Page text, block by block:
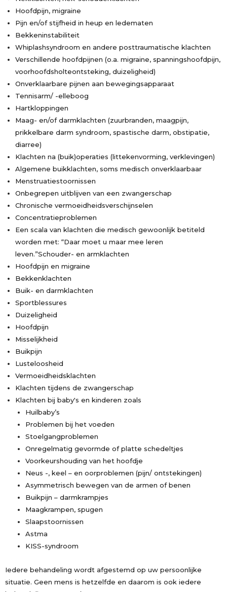
Hoofdpijn, migraine
Pijn en/of stijfheid in heup en ledematen
Bekkeninstabiliteit
Whiplashsyndroom en andere posttraumatische klachten
Verschillende hoofdpijnen (o.a. migraine, spanningshoofdpijn,
voorhoofdsholteontsteking, duizeligheid)
Onverklaarbare pijnen aan bewegingsapparaat
Tennisarm/ -elleboog
Hartkloppingen
Maag- en/of darmklachten (zuurbranden, maagpijn,
prikkelbare darm syndroom, spastische darm, obstipatie,
diarree)
Klachten na (buik)operaties (littekenvorming, verklevingen)
Algemene buikklachten, soms medisch onverklaarbaar
Menstruatiestoornissen
Onbegrepen uitblijven van een zwangerschap
Chronische vermoeidheidsverschijnselen
Concentratieproblemen
Een scala van klachten die medisch gewoonlijk betiteld
worden met: “Daar moet u maar mee leren
leven.”Schouder- en armklachten
Hoofdpijn en migraine
Bekkenklachten
Buik- en darmklachten
Sportblessures
Duizeligheid
Hoofdpijn
Misselijkheid
Buikpijn
Lusteloosheid
Vermoeidheidsklachten
Klachten tijdens de zwangerschap
Klachten bij baby's en kinderen zoals
Huilbaby’s
Problemen bij het voeden
Stoelgangproblemen
Onregelmatig gevormde of platte schedeltjes
Voorkeurshouding van het hoofdje
Neus -, keel – en oorproblemen (pijn/ ontstekingen)
Asymmetrisch bewegen van de armen of benen
Buikpijn – darmkrampjes
Maagkrampen, spugen
Slaapstoornissen
Astma
KISS-syndroom
Iedere behandeling wordt afgestemd op uw persoonlijke
situatie. Geen mens is hetzelfde en daarom is ook iedere